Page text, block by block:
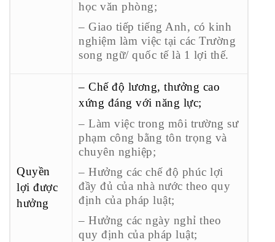
học văn phòng;
– Giao tiếp tiếng Anh, có kinh
nghiệm làm việc tại các Trường
song ngữ/ quốc tế là 1 lợi thế.
Quyền
lợi được
hưởng
– Chế độ lương, thưởng cao
xứng đáng với năng lực;
– Làm việc trong môi trường sư
phạm công bằng tôn trọng và
chuyên nghiệp;
– Hưởng các chế độ phúc lợi
đầy đủ của nhà nước theo quy
định của pháp luật;
– Hưởng các ngày nghỉ theo
quy định của pháp luật;